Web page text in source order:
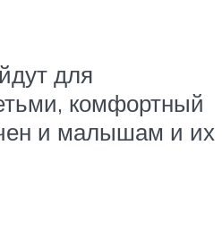
для
комфортный
и малышам и их